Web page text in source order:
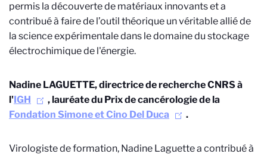
permis la découverte de matériaux innovants et a
contribué à faire de l’outil théorique un véritable allié de
la science expérimentale dans le domaine du stockage
électrochimique de l'énergie.
Nadine LAGUETTE, directrice de recherche CNRS à
l'IGH
, lauréate du Prix de cancérologie de la
Fondation Simone et Cino Del Duca
.
Virologiste de formation, Nadine Laguette a contribué à